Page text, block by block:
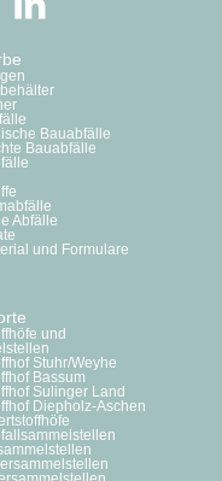
Bauabfälle
Bauabfälle
Abfälle
und Formulare
und
Stuhr/Weyhe
Bassum
Sulinger Land
Diepholz-Aschen